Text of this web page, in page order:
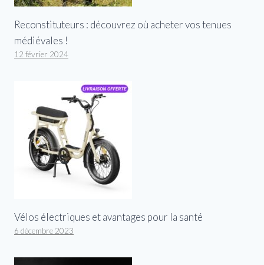
Reconstituteurs : découvrez où acheter vos tenues
médiévales !
12 février 2024
Vélos électriques et avantages pour la santé
6 décembre 2023